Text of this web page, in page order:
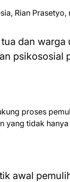
Rian Prasetyo,
dan
proses
yang tidak
awal